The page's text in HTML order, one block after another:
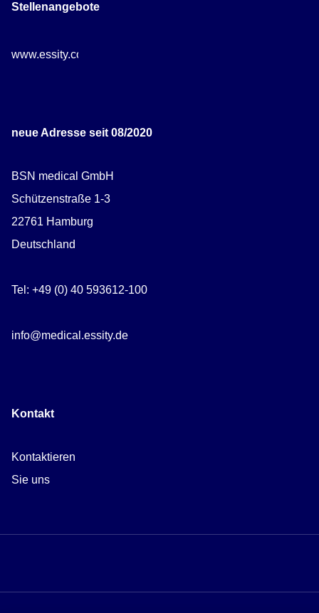
Stellenangebote
www.essity.com/careers
neue Adresse seit 08/2020
BSN medical GmbH
Schützenstraße 1-3
22761 Hamburg
Deutschland
Tel: +49 (0) 40 593612-100
info@medical.essity.de
Kontakt
Kontaktieren
Sie uns